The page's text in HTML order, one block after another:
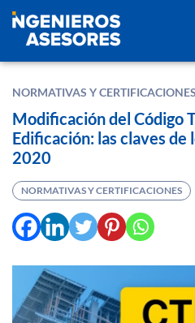
NORMATIVAS Y CERTIFICACIONES
Modificación del Código
Edificación: las claves de
2020
NORMATIVAS Y CERTIFICACIONES